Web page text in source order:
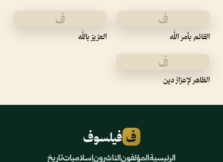
ف
القائم بأمر الله
ف
العزيز بالله
ف
الظاهر لإعزاز دين
ف فيلسوف
الرئيسيةالمؤلفونالناشرونإسلامياتتاريخ